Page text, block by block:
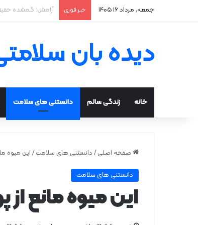
جمعه, مرداد ۱۶ ۱۴۰۵ خبر فوری خلاقیت و تمرکز
دیده بان
خانه زندگی سالم دانستنی های سلامت
صفحه اصلی / دانستنی های سلامت / این میوه
دانستنی های سلامت
این میوه مانع